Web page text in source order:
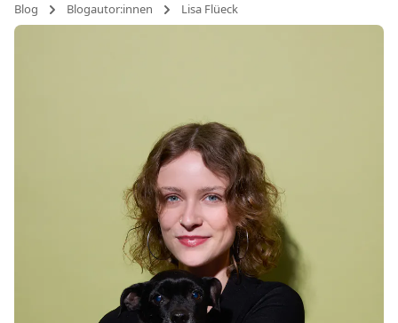
Blog
Blogautor:innen Lisa Flüeck